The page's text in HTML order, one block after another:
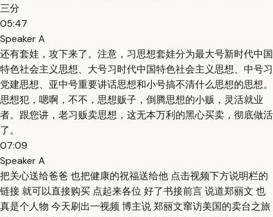
三分
05:47
Speaker A
还有套娃，攻下来了。注意，习思想套娃分为最大号新时代中国
特色社会主义思想、大号习时代中国特色社会主义思想、中号习
党建思想、亚中号重要讲话思想和小号搞不清什么思想的思想。
思想犯，嗯啊，不不，思想贩子，倒腾思想的小贩，灵活就业
者。跟您讲，老习贩卖思想，这无本万利的黑心买卖，彻底做活
了。
07:09
Speaker A
把关心送给爸爸 也把健康的祝福送给他 点击视频下方说明栏的
链接 就可以直接购买 点起来各位 好了书接前言 说道郑丽文 也
真是个人物 今天刷出一视频 博主说 郑丽文窜访美国的卖台之旅